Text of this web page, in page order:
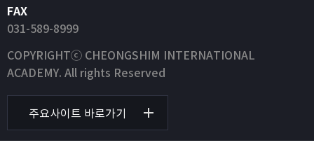
FAX
031-589-8999
COPYRIGHTⓒ CHEONGSHIM INTERNATIONAL
ACADEMY. All rights Reserved
주요사이트 바로가기